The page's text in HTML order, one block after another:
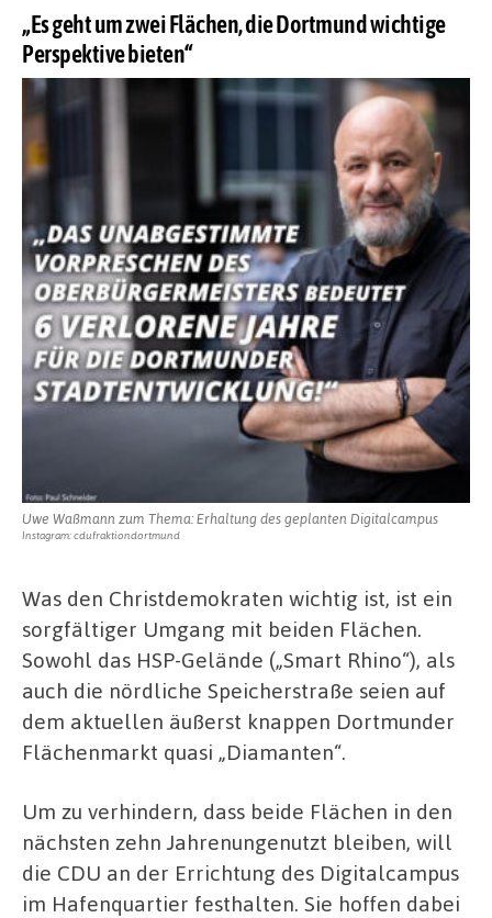
„Es geht um zwei Flächen, die Dortmund wichtige
Perspektive bieten“
Uwe Waßmann zum Thema: Erhaltung des geplanten Digitalcampus
Instagram: cdufraktiondortmund
Was den Christdemokraten wichtig ist, ist ein
sorgfältiger Umgang mit beiden Flächen.
Sowohl das HSP-Gelände („Smart Rhino“), als
auch die nördliche Speicherstraße seien auf
dem aktuellen äußerst knappen Dortmunder
Flächenmarkt quasi „Diamanten“.
Um zu verhindern, dass beide Flächen in den
nächsten zehn Jahrenungenutzt bleiben, will
die CDU an der Errichtung des Digitalcampus
im Hafenquartier festhalten. Sie hoffen dabei